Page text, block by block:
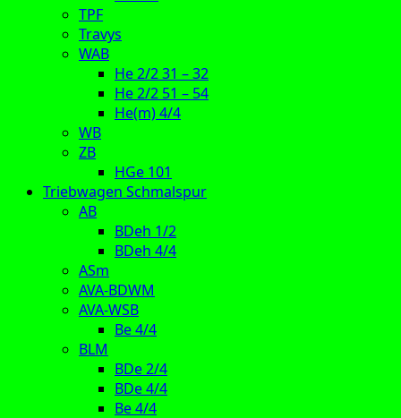
TPF
Travys
WAB
He 2/2 31 – 32
He 2/2 51 – 54
He(m) 4/4
WB
ZB
HGe 101
Triebwagen Schmalspur
AB
BDeh 1/2
BDeh 4/4
ASm
AVA-BDWM
AVA-WSB
Be 4/4
BLM
BDe 2/4
BDe 4/4
Be 4/4